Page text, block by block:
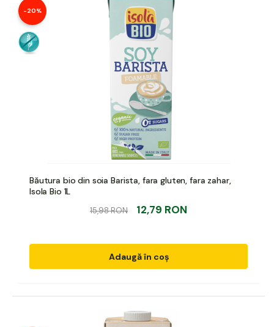
-20%
Băutura bio din soia Barista, fara gluten, fara zahar,
Isola Bio 1L
15,98 RON 12,79 RON
Adaugă în coș